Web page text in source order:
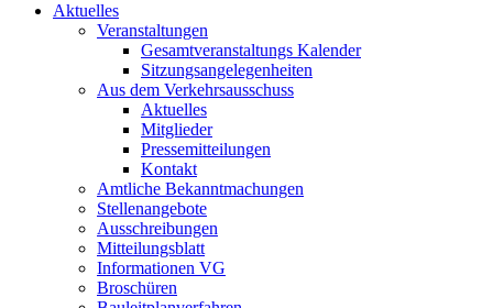
Aktuelles
Veranstaltungen
Gesamtveranstaltungs Kalender
Sitzungsangelegenheiten
Aus dem Verkehrsausschuss
Aktuelles
Mitglieder
Pressemitteilungen
Kontakt
Amtliche Bekanntmachungen
Stellenangebote
Ausschreibungen
Mitteilungsblatt
Informationen VG
Broschüren